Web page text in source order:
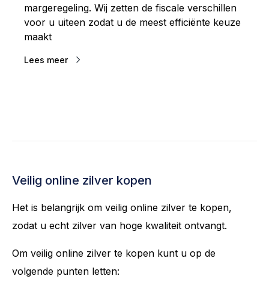
margeregeling. Wij zetten de fiscale verschillen
voor u uiteen zodat u de meest efficiënte keuze
maakt
Lees meer
Veilig online zilver kopen
Het is belangrijk om veilig online zilver te kopen,
zodat u echt zilver van hoge kwaliteit ontvangt.
Om veilig online zilver te kopen kunt u op de
volgende punten letten: